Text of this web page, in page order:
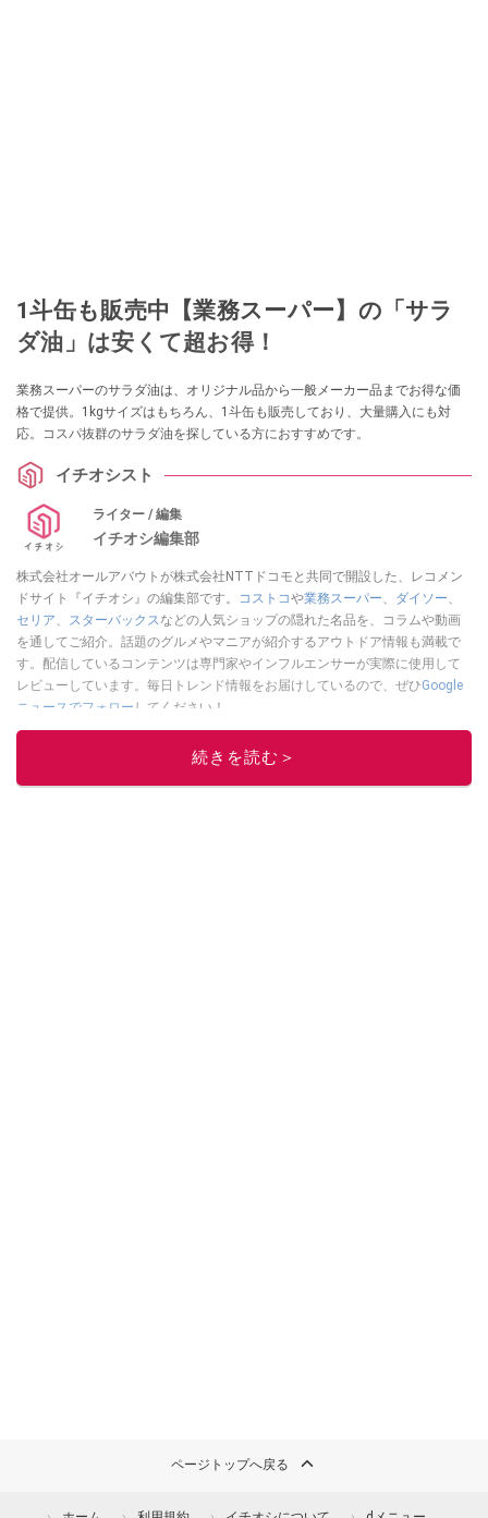
1斗缶も販売中【業務スーパー】の「サラ
ダ油」は安くて超お得！
業務スーパーのサラダ油は、オリジナル品から一般メーカー品までお得な価
格で提供。1kgサイズはもちろん、1斗缶も販売しており、大量購入にも対
応。コスパ抜群のサラダ油を探している方におすすめです。
イチオシスト
ライター / 編集
イチオシ編集部
株式会社オールアバウトが株式会社NTTドコモと共同で開設した、レコメン
ドサイト『イチオシ』の編集部です。
コストコや業務スーパー、 ダイソー、
セリア、 スターバックスなどの人気ショップの隠れた名品を、コラムや動画
を通してご紹介。話題のグルメやマニアが紹介するアウトドア情報も満載で
す。配信しているコンテンツは専門家やインフルエンサーが実際に使用して
レビューしています。毎日トレンド情報をお届けしているので、ぜひGoogle
ニュースでフォロー してください！
続きを読む＞
ページトップへ戻る